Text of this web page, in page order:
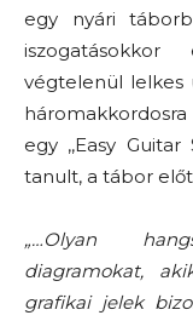
egy
nyári
végtelenül lelkes
egy ,,Easy Guitar
tanult, a tábor
„…Olyan
diagramokat,
grafikai jelek